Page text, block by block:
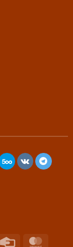
Credit